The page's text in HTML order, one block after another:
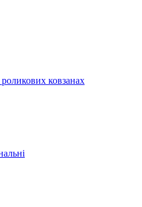
ковзанах